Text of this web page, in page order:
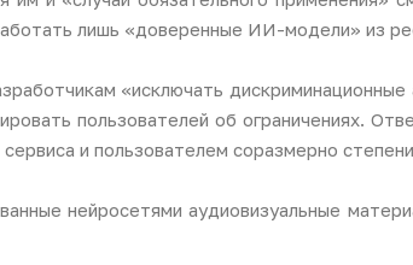
лишь «доверенные ИИ-модели» из
«исключать
пользователей об ограничениях.
и пользователем соразмерно
нейросетями аудиовизуальные